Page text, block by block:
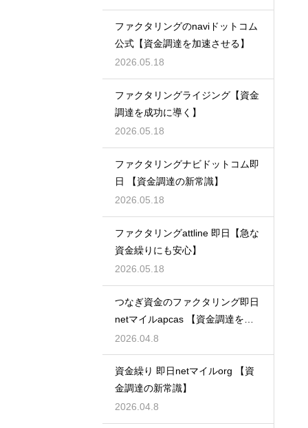
ファクタリングのnaviドットコム
公式【資金調達を加速させる】
2026.05.18
ファクタリングライジング【資金
調達を成功に導く】
2026.05.18
ファクタリングナビドットコム即
日 【資金調達の新常識】
2026.05.18
ファクタリングattline 即日【急な
資金繰りにも安心】
2026.05.18
つなぎ資金のファクタリング即日
netマイルapcas 【資金調達を加
速させる】
2026.04.8
資金繰り 即日netマイルorg 【資
金調達の新常識】
2026.04.8